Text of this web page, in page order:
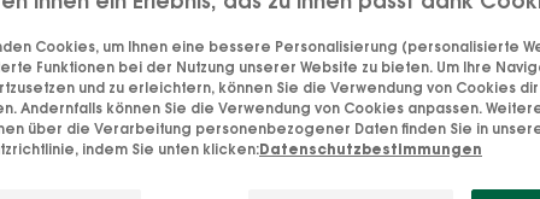
ist auch unser Haar empfindlich gegenüber
Produkte mit Monoï und BIO-Tamanu schützen,
nach der Sonneneinstrahlung. Damit Sie die Sonne in
können.
Cookies, um Ihnen eine bessere Personalisierung (personalisierte
Funktionen bei der Nutzung unserer Website zu bieten. Um Ihre
und zu erleichtern, können Sie die Verwendung von Cookies
Andernfalls können Sie die Verwendung von Cookies anpassen.
über die Verarbeitung personenbezogener Daten finden Sie in
indem Sie unten klicken:Datenschutzbestimmungen